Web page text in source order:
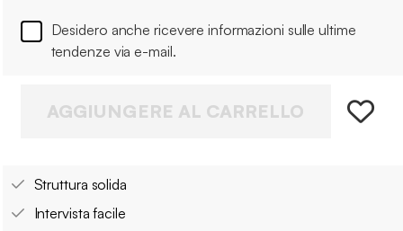
Desidero anche ricevere informazioni sulle ultime
tendenze via e-mail.
AGGIUNGERE AL CARRELLO
Struttura solida
Intervista facile